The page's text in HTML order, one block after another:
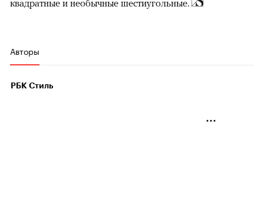
квадратные и необычные шестиугольные.
Авторы
РБК Стиль